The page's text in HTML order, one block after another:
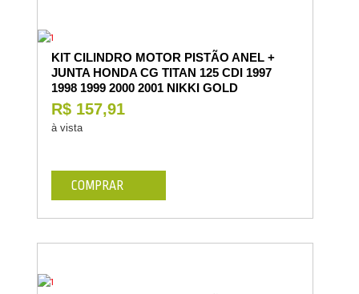
KIT CILINDRO MOTOR PISTÃO ANEL +
JUNTA HONDA CG TITAN 125 CDI 1997
1998 1999 2000 2001 NIKKI GOLD
R$ 157,91
à vista
COMPRAR